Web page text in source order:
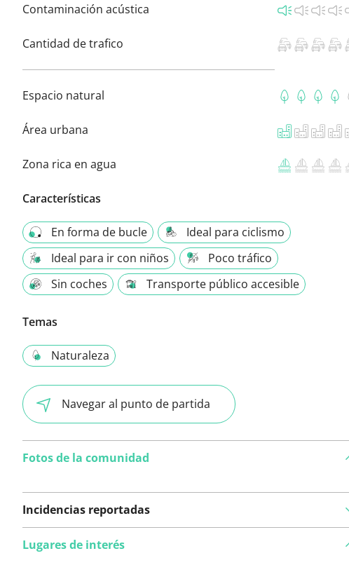
Contaminación acústica
Cantidad de trafico
Espacio natural
Área urbana
Zona rica en agua
Características
En forma de bucle
Ideal para ciclismo
Ideal para ir con niños
Poco tráfico
Sin coches
Transporte público accesible
Temas
Naturaleza
Navegar al punto de partida
Fotos de la comunidad
Incidencias reportadas
Lugares de interés